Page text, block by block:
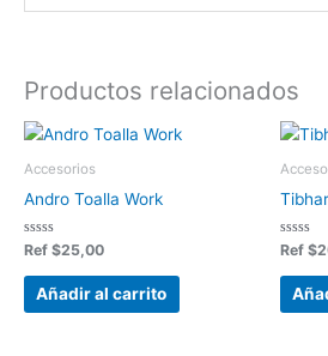
Productos relacionados
Accesorios
Andro Toalla Work
Valorado
0
Ref $25,00
Añadir al carrito
0
Ref $